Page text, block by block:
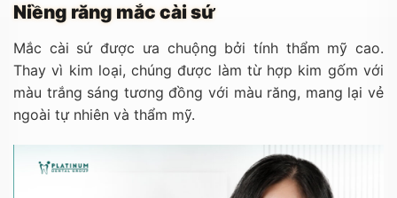
Niềng răng mắc cài sứ
Mắc cài sứ được ưa chuộng bởi tính thẩm mỹ cao.
Thay vì kim loại, chúng được làm từ hợp kim gốm với
màu trắng sáng tương đồng với màu răng, mang lại vẻ
ngoài tự nhiên và thẩm mỹ.